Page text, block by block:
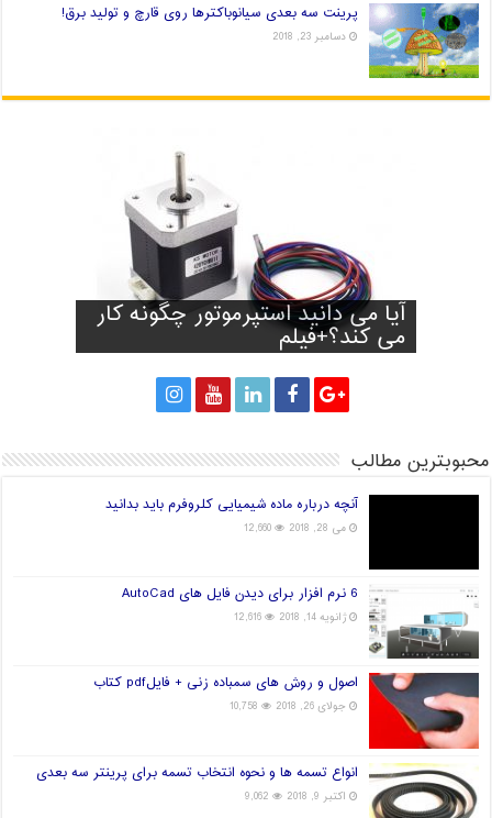
پرینت سه بعدی سیانوباکترها روی قارچ و تولید برق!
دسامبر 23, 2018
آیا می دانید استپرموتور چگونه کار
می کند؟+فیلم
راه های انتخاب فیلامنت خوب برای
پرینتر سه بعدی
آیا آینده صنعت چاپ سه بعدی
جهان در دست چین خواهد بود؟
تولید کفش با توجه به فرم و اندازه
پا
پرینت سه بعدی سیانوباکترها روی
قارچ و تولید برق!
محبوبترین مطالب
آنچه درباره ماده شیمیایی کلروفرم باید بدانید
می 28, 2018 12,660
6 نرم افزار برای دیدن فایل های AutoCad
ژانویه 14, 2018 12,616
اصول و روش های سمباده زنی + فایلpdf کتاب
جولای 26, 2018 10,758
انواع تسمه ها و نحوه انتخاب تسمه برای پرینتر سه بعدی
اکتبر 9, 2018 9,062